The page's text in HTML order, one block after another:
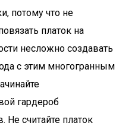
потому что не
платок на
несложно создавать
с этим многогранным
гардероб
Не считайте платок